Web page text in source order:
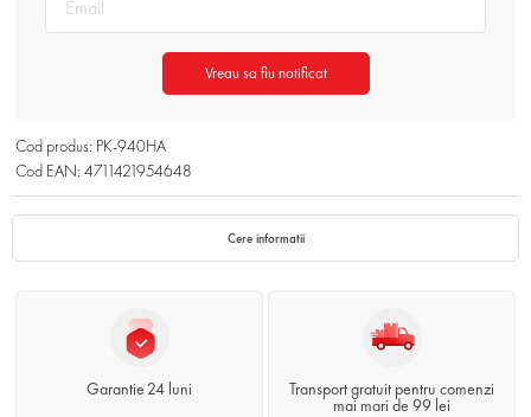
Vreau sa fiu notificat
Cod produs: PK-940HA
Cod EAN: 4711421954648
Cere informatii
Garantie 24 luni
Transport gratuit pentru comenzi
mai mari de 99 lei